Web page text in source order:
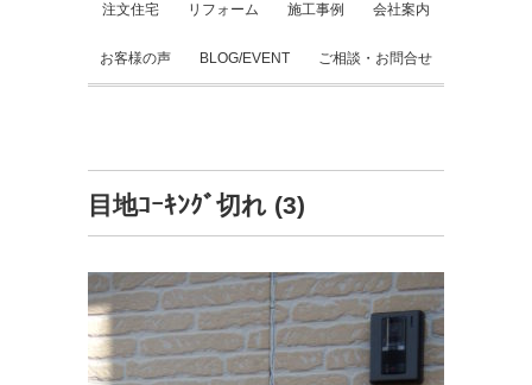
注文住宅 リフォーム 施工事例 会社案内
お客様の声 BLOG/EVENT ご相談・お問合せ
目地ｺｰｷﾝｸﾞ切れ (3)